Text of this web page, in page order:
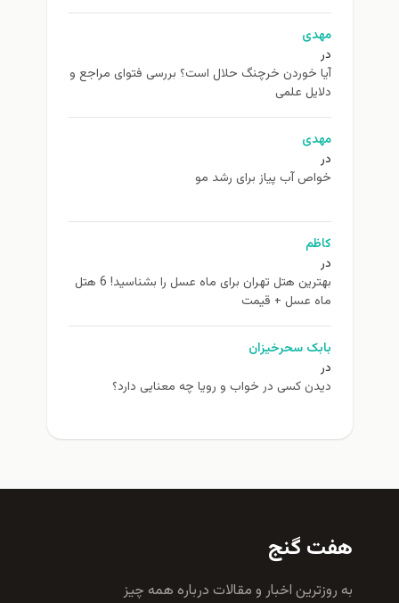
مهدی
در
آیا خوردن خرچنگ حلال است؟ بررسی فتوای مراجع و
دلایل علمی
مهدی
در
خواص آب پیاز برای رشد مو
کاظم
در
بهترین هتل تهران برای ماه عسل را بشناسید! 6 هتل
ماه عسل + قیمت
بابک سحرخیزان
در
دیدن کسی در خواب و رویا چه معنایی دارد؟
هفت گنج
به روزترين اخبار و مقالات درباره همه چيز